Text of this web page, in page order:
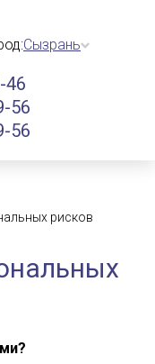
Сызрань
46
56
56
рисков